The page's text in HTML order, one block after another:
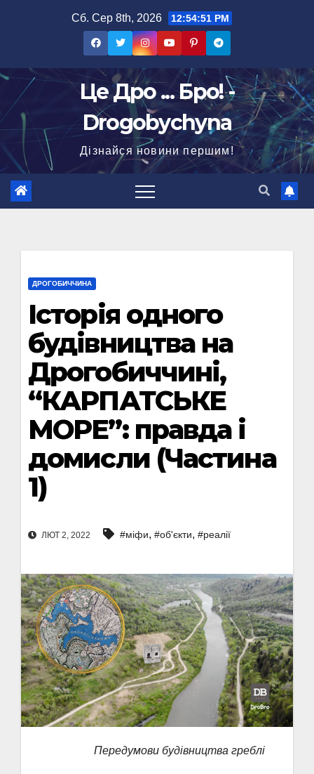
Сб. Сер 8th, 2026 12:54:52 PM
Це Дро ... Бро! -
Drogobychyna
Дізнайся новини першим!
ДРОГОБИЧЧИНА
Історія одного
будівництва на
Дрогобиччині,
“КАРПАТСЬКЕ
МОРЕ”: правда і
домисли (Частина
1)
ЛЮТ 2, 2022 #міфи, #об'єкти, #реалії
Передумови будівництва греблі